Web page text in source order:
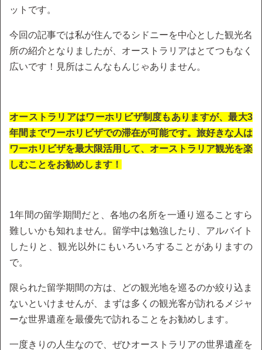
ットです。
今回の記事では私が住んでるシドニーを中心とした観光名
所の紹介となりましたが、オーストラリアはとてつもなく
広いです！見所はこんなもんじゃありません。
オーストラリアはワーホリビザ制度もありますが、最大3
年間までワーホリビザでの滞在が可能です。旅好きな人は
ワーホリビザを最大限活用して、オーストラリア観光を楽
しむことをお勧めします！
1年間の留学期間だと、各地の名所を一通り巡ることすら
難しいかも知れません。留学中は勉強したり、アルバイト
したりと、観光以外にもいろいろすることがありますの
で。
限られた留学期間の方は、どの観光地を巡るのか絞り込ま
ないといけませんが、まずは多くの観光客が訪れるメジャ
ーな世界遺産を最優先で訪れることをお勧めします。
一度きりの人生なので、ぜひオーストラリアの世界遺産を